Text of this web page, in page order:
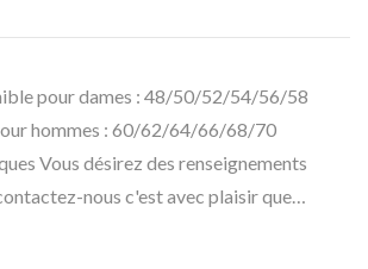
pour dames : 48/50/52/54/56/58
hommes : 60/62/64/66/68/70
Vous désirez des renseignements
nous c'est avec plaisir que…